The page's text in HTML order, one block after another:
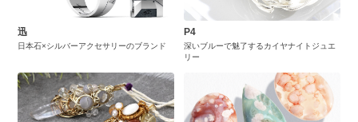
迅
日本石×シルバーアクセサリーのブランド
P4
深いブルーで魅了するカイヤナイトジュエ
リー